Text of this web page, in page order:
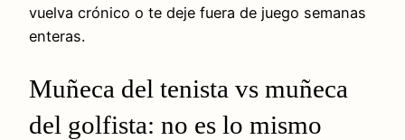
vuelva crónico o te deje fuera de juego semanas
enteras.
Muñeca del tenista vs muñeca
del golfista: no es lo mismo